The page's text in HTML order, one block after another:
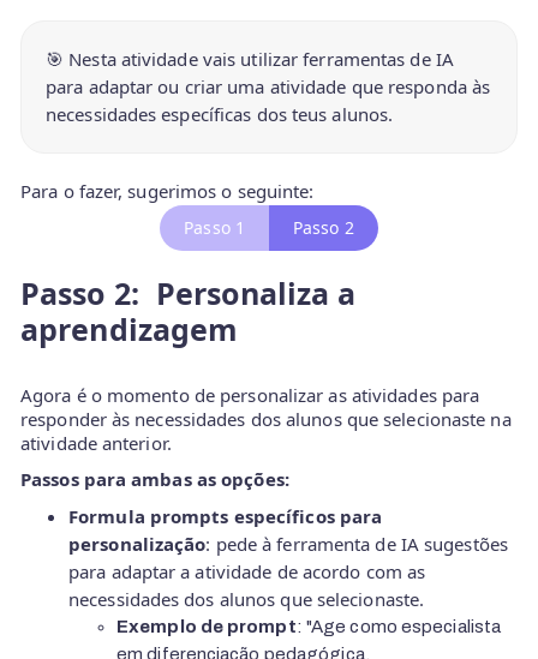
🎯 Nesta atividade vais utilizar ferramentas de IA
para adaptar ou criar uma atividade que responda às
necessidades específicas dos teus alunos.
Para o fazer, sugerimos o seguinte:
Passo 1 Passo 2
Passo 2: Personaliza a
aprendizagem
Agora é o momento de personalizar as atividades para
responder às necessidades dos alunos que selecionaste na
atividade anterior.
Passos para ambas as opções:
Formula prompts específicos para
personalização: pede à ferramenta de IA sugestões
para adaptar a atividade de acordo com as
necessidades dos alunos que selecionaste.
Exemplo de prompt: "Age como especialista
em diferenciação pedagógica.